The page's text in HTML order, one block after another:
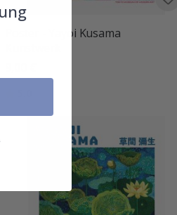
Poster - Yayoi Kusama